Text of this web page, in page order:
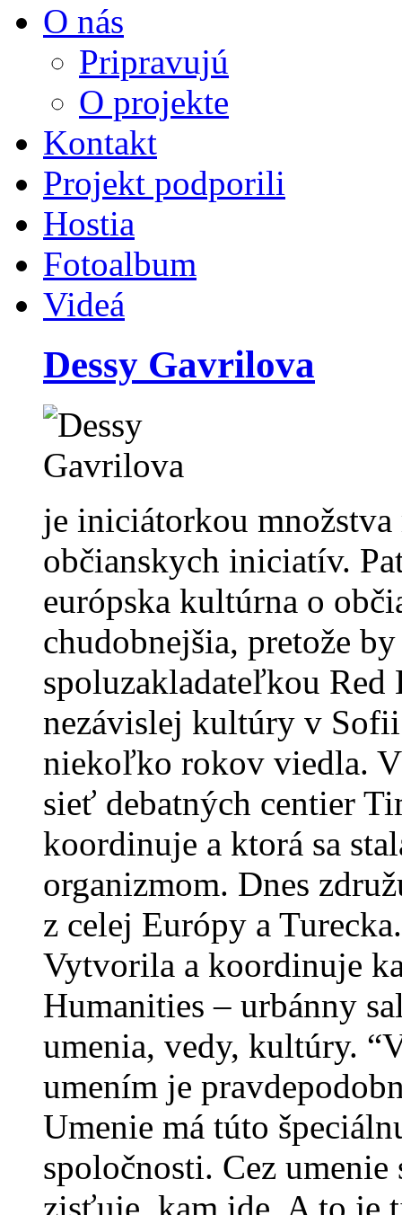
O nás
Pripravujú
O projekte
Kontakt
Projekt podporili
Hostia
Fotoalbum
Videá
Dessy Gavrilova
je iniciátorkou
občianskych iniciatív.
európska kultúrna o
chudobnejšia, pretože
spoluzakladateľkou Red
nezávislej kultúry v
niekoľko rokov viedla.
sieť debatných centier
koordinuje a ktorá sa
organizmom. Dnes
z celej Európy a
Vytvorila a koordinuje
Humanities – urbánny
umenia, vedy, kultúry.
umením je
Umenie má túto
spoločnosti. Cez
zisťuje, kam ide. A to je